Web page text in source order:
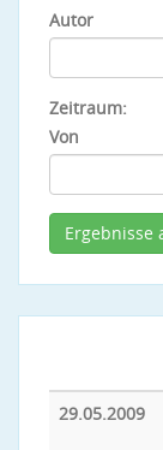
Autor
Zeitraum:
Von
29.05.2009